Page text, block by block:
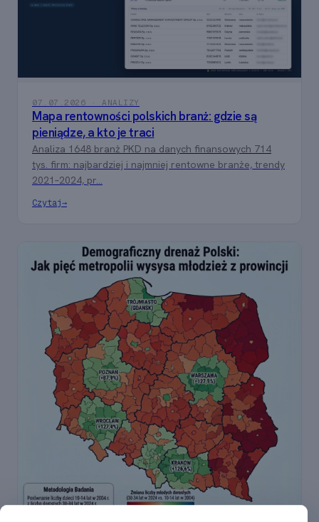
07.07.2026 · ANALIZY
Mapa rentowności polskich branż: gdzie są
pieniądze, a kto je traci
Analiza 1648 branż PKD na danych finansowych 714
tys. firm: najbardziej i najmniej rentowne branże, trendy
2021–2024, pr...
Czytaj→